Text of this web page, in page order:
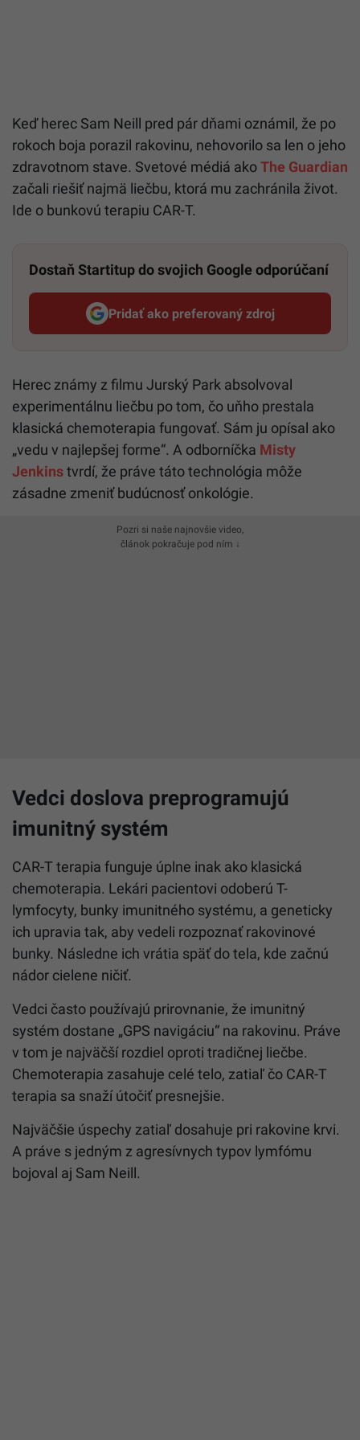
Keď herec Sam Neill pred pár dňami oznámil, že po
rokoch boja porazil rakovinu, nehovorilo sa len o jeho
zdravotnom stave. Svetové médiá akoThe Guardian
začali riešiť najmä liečbu, ktorá mu zachránila život.
Ide o bunkovú terapiu CAR-T.
Dostaň Startitup do svojich Google odporúčaní
Pridať ako preferovaný zdroj
Startitup, odkaz sa otvorí v
Herec známy z filmu Jurský Park absolvoval
experimentálnu liečbu po tom, čo uňho prestala
klasická chemoterapia fungovať. Sám ju opísal ako
„vedu v najlepšej forme“. A odborníčka Misty
Jenkinstvrdí, že práve táto technológia môže
zásadne zmeniť budúcnosť onkológie.
Pozri si naše najnovšie video,
článok pokračuje pod ním ↓
Vedci doslova preprogramujú
imunitný systém
CAR-T terapia funguje úplne inak ako klasická
chemoterapia. Lekári pacientovi odoberú T-
lymfocyty, bunky imunitného systému, a geneticky
ich upravia tak, aby vedeli rozpoznať rakovinové
bunky. Následne ich vrátia späť do tela, kde začnú
nádor cielene ničiť.
Vedci často používajú prirovnanie, že imunitný
systém dostane „GPS navigáciu“ na rakovinu. Práve
v tom je najväčší rozdiel oproti tradičnej liečbe.
Chemoterapia zasahuje celé telo, zatiaľ čo CAR-T
terapia sa snaží útočiť presnejšie.
Najväčšie úspechy zatiaľ dosahuje pri rakovine krvi.
A práve s jedným z agresívnych typov lymfómu
bojoval aj Sam Neill.